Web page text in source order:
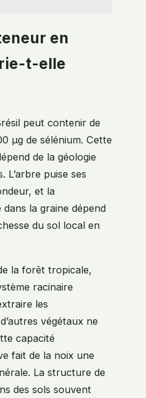
en
t-elle
peut contenir de
µg de sélénium. Cette
de la géologie
L’arbre puise ses
et la
la graine dépend
du sol local en
la forêt tropicale,
racinaire
les
végétaux ne
capacité
fait de la noix une
La structure de
des sols souvent